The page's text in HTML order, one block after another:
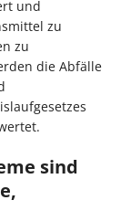
und
zu
zu
die Abfälle
sind